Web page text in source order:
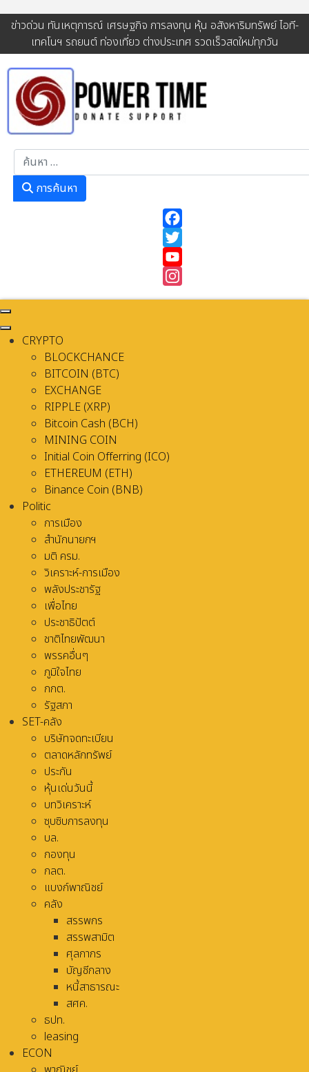
ข่าวด่วน ทันเหตุการณ์ เศรษฐกิจ การลงทุน หุ้น อสังหาริมทรัพย์ ไอที-
เทคโนฯ รถยนต์ ท่องเที่ยว ต่างประเทศ รวดเร็วสดใหม่ทุกวัน
การค้นหา
Instagram
CRYPTO
BLOCKCHANCE
BITCOIN (BTC)
EXCHANGE
RIPPLE (XRP)
Bitcoin Cash (BCH)
MINING COIN
Initial Coin Offerring (ICO)
ETHEREUM (ETH)
Binance Coin (BNB)
Politic
การเมือง
สำนักนายกฯ
มติ ครม.
วิเคราะห์-การเมือง
พลังประชารัฐ
เพื่อไทย
ประชาธิปัตต์
ชาติไทยพัฒนา
พรรคอื่นๆ
ภูมิใจไทย
กกต.
รัฐสภา
SET-คลัง
บริษัทจดทะเบียน
ตลาดหลักทรัพย์
ประกัน
หุ้นเด่นวันนี้
บทวิเคราะห์
ซุบซิบการลงทุน
บล.
กองทุน
กลต.
แบงก์พาณิชย์
คลัง
สรรพกร
สรรพสามิต
ศุลกากร
บัญชีกลาง
หนี้สาธารณะ
สศค.
ธปท.
leasing
ECON